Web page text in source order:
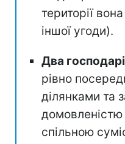
території
іншої угоди).
Два господарі
рівно
ділянками та
спільною